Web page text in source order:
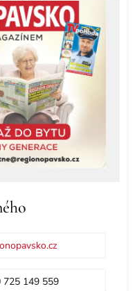
725 149 559